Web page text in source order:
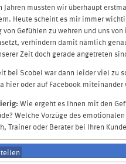
Jahren mussten wir überhaupt
Heute scheint es mir immer
von Gefühlen zu wehren und uns
verhindern damit nämlich
Zeit doch gerade angetreten
bei Scobel war dann leider viel
hier oder auf Facebook miteinander
Wie ergeht es Ihnen mit den
Welche Vorzüge des
Trainer oder Berater bei Ihren
teilen